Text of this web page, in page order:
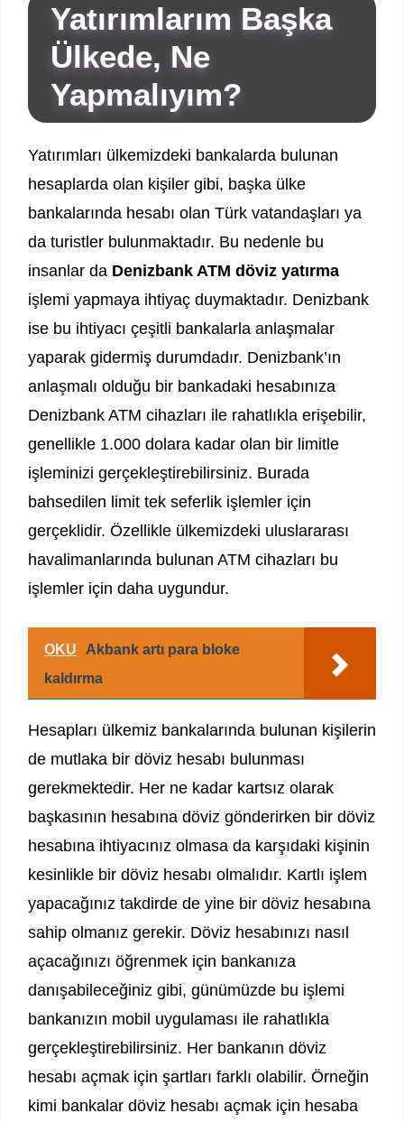
Yatırımlarım Başka
Ülkede, Ne
Yapmalıyım?
Yatırımları ülkemizdeki bankalarda bulunan
hesaplarda olan kişiler gibi, başka ülke
bankalarında hesabı olan Türk vatandaşları ya
da turistler bulunmaktadır. Bu nedenle bu
insanlar da Denizbank ATM döviz yatırma
işlemi yapmaya ihtiyaç duymaktadır. Denizbank
ise bu ihtiyacı çeşitli bankalarla anlaşmalar
yaparak gidermiş durumdadır. Denizbank’ın
anlaşmalı olduğu bir bankadaki hesabınıza
Denizbank ATM cihazları ile rahatlıkla erişebilir,
genellikle 1.000 dolara kadar olan bir limitle
işleminizi gerçekleştirebilirsiniz. Burada
bahsedilen limit tek seferlik işlemler için
gerçeklidir. Özellikle ülkemizdeki uluslararası
havalimanlarında bulunan ATM cihazları bu
işlemler için daha uygundur.
OKU
Akbank artı para bloke
kaldırma
Hesapları ülkemiz bankalarında bulunan kişilerin
de mutlaka bir döviz hesabı bulunması
gerekmektedir. Her ne kadar kartsız olarak
başkasının hesabına döviz gönderirken bir döviz
hesabına ihtiyacınız olmasa da karşıdaki kişinin
kesinlikle bir döviz hesabı olmalıdır. Kartlı işlem
yapacağınız takdirde de yine bir döviz hesabına
sahip olmanız gerekir. Döviz hesabınızı nasıl
açacağınızı öğrenmek için bankanıza
danışabileceğiniz gibi, günümüzde bu işlemi
bankanızın mobil uygulaması ile rahatlıkla
gerçekleştirebilirsiniz. Her bankanın döviz
hesabı açmak için şartları farklı olabilir. Örneğin
kimi bankalar döviz hesabı açmak için hesaba